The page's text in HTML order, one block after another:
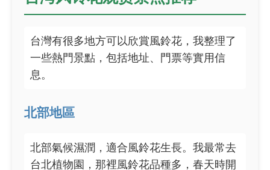
台灣有很多地方可以欣賞風鈴花，我整理了
一些熱門景點，包括地址、門票等實用信
息。
北部地區
北部氣候濕潤，適合風鈴花生長。我最常去
台北植物園，那裡風鈴花品種多，春天時開